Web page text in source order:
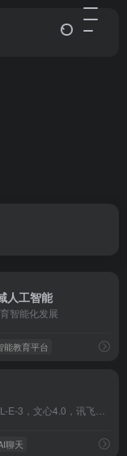
人工智能
智能化发展
能教育平台
聊天